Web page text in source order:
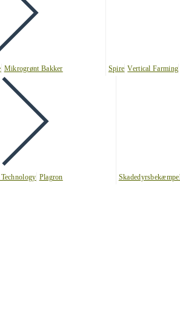
Mikrogrønt Bakker Spire Vertical Farming
Plagron